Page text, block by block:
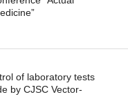
of laboratory tests
by CJSC Vector-